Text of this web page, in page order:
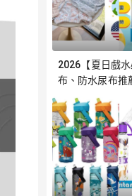
2026【夏日戲
布、防水尿布推